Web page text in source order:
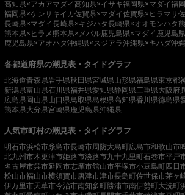
高知県×アカアマダイ高知県×イサキ福岡県×マダイ福
福岡県×ケンサキイカ佐賀県×マダイ佐賀県×ヒラマサ
長崎県×マダイ長崎県×キジハタ長崎県×オオモンハタ
熊本県×ヒラメ 熊本県×メバル鹿児島県×マダイ 鹿児島
鹿児島県×アオハタ沖縄県×スジアラ沖縄県×キハダ沖
各都道府県の潮見表・タイドグラフ
北海道青森県岩手県秋田県宮城県山形県福島県東京都
新潟県富山県石川県福井県愛知県静岡県三重県大阪府
広島県岡山県山口県鳥取県島根県高知県香川県徳島県
熊本県大分県宮崎県 鹿児島県沖縄県
人気市町村の潮見表・タイドグラフ
明石市浜松市糸島市長崎市周防大島町広島市和歌山市
北九州市木更津市姫路市淡路市九十九里町石巻市平戸
名古屋市呉市延岡市志摩市館山市平塚市小豆島町四日
松山市福山市横須賀市唐津市津市長島町佐世保市茅ヶ
伊万里市天草市今治市南知多町勝浦市南伊勢町大洗町